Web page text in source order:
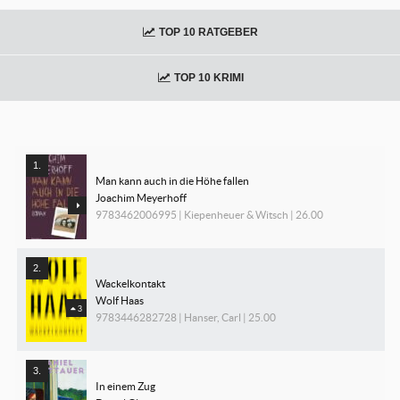
TOP 10 RATGEBER
TOP 10 KRIMI
Man kann auch in die Höhe fallen
Joachim Meyerhoff
9783462006995 | Kiepenheuer & Witsch | 26.00
3
Wackelkontakt
Wolf Haas
9783446282728 | Hanser, Carl | 25.00
In einem Zug